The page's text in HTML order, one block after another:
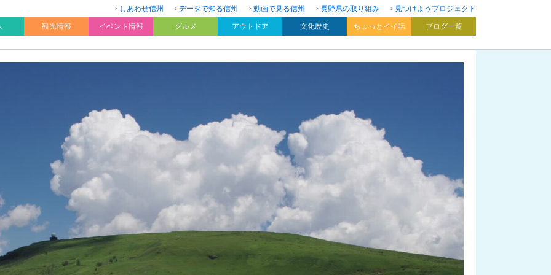
しあわせ信州 データで知る信州 動画で見る信州 長野県の取り組み
見つけようプロジェクト
観光情報 イベント情報 グルメ アウトドア 文化歴史 ちょっとイイ話 ブログ一覧